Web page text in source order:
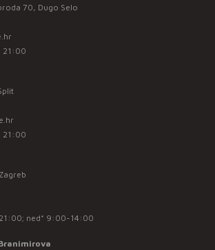
70, Dugo Selo
21:00
21:00
ned* 9:00-14:00